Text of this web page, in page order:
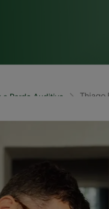
Thiago
e Perda Auditiva
cliente AudioNova